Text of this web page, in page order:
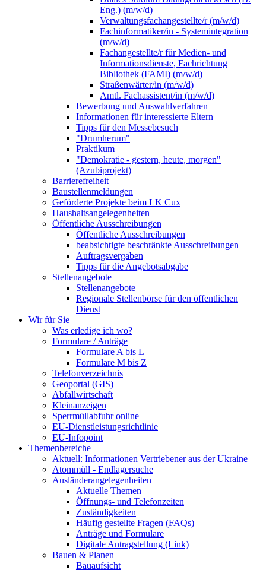
Eng.) (m/w/d)
Verwaltungsfachangestellte/r (m/w/d)
Fachinformatiker/in - Systemintegration
(m/w/d)
Fachangestellte/r für Medien- und
Informationsdienste, Fachrichtung
Bibliothek (FAMI) (m/w/d)
Straßenwärter/in (m/w/d)
Amtl. Fachassistent/in (m/w/d)
Bewerbung und Auswahlverfahren
Informationen für interessierte Eltern
Tipps für den Messebesuch
"Drumherum"
Praktikum
"Demokratie - gestern, heute, morgen"
(Azubiprojekt)
Barrierefreiheit
Baustellenmeldungen
Geförderte Projekte beim LK Cux
Haushaltsangelegenheiten
Öffentliche Ausschreibungen
Öffentliche Ausschreibungen
beabsichtigte beschränkte Ausschreibungen
Auftragsvergaben
Tipps für die Angebotsabgabe
Stellenangebote
Stellenangebote
Regionale Stellenbörse für den öffentlichen
Dienst
Wir für Sie
Was erledige ich wo?
Formulare / Anträge
Formulare A bis L
Formulare M bis Z
Telefonverzeichnis
Geoportal (GIS)
Abfallwirtschaft
Kleinanzeigen
Sperrmüllabfuhr online
EU-Dienstleistungsrichtlinie
EU-Infopoint
Themenbereiche
Aktuell: Informationen Vertriebener aus der Ukraine
Atommüll - Endlagersuche
Ausländerangelegenheiten
Aktuelle Themen
Öffnungs- und Telefonzeiten
Zuständigkeiten
Häufig gestellte Fragen (FAQs)
Anträge und Formulare
Digitale Antragstellung (Link)
Bauen & Planen
Bauaufsicht